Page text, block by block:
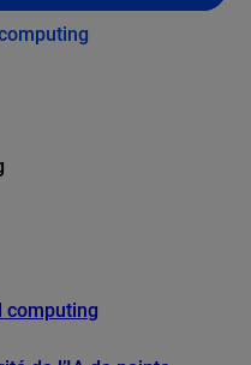
computing